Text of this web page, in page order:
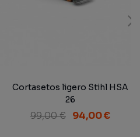
Cortasetos ligero Stihl HSA
26
99,00 € 94,00 €